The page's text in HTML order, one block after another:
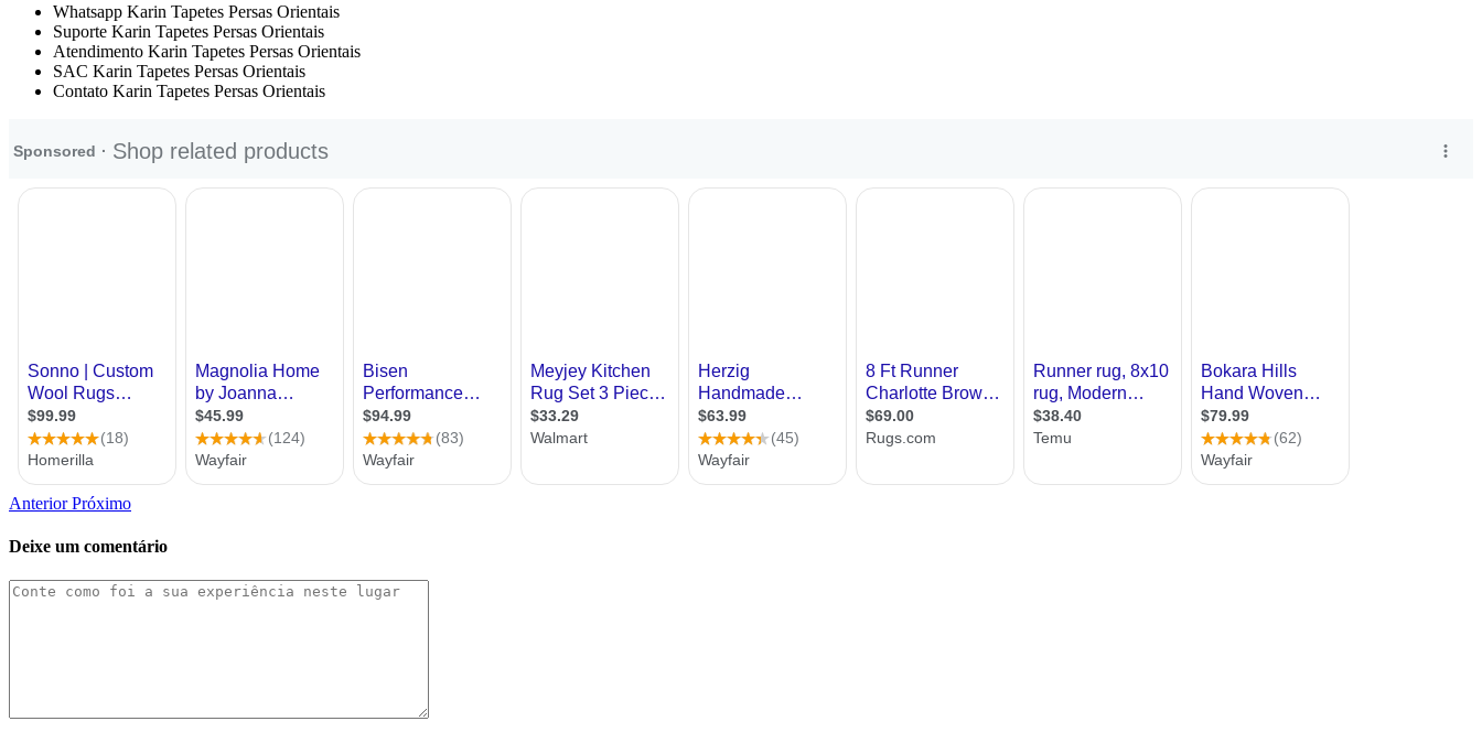
Whatsapp Karin Tapetes Persas Orientais
Suporte Karin Tapetes Persas Orientais
Atendimento Karin Tapetes Persas Orientais
SAC Karin Tapetes Persas Orientais
Contato Karin Tapetes Persas Orientais
AnteriorPróximo
Deixe um comentário